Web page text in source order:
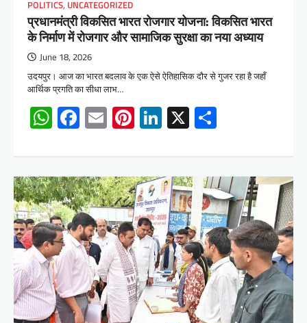
POLITICS, UNCATEGORIZED
प्रधानमंत्री विकसित भारत रोजगार योजना: विकसित भारत
के निर्माण में रोजगार और सामाजिक सुरक्षा का नया अध्याय
June 18, 2026
उदयपुर। आज का भारत बदलाव के एक ऐसे ऐतिहासिक दौर से गुजर रहा है जहाँ
आर्थिक प्रगति का सीधा लाभ…
WhatsApp
Facebook
EmailPinterest
LinkedIn
X